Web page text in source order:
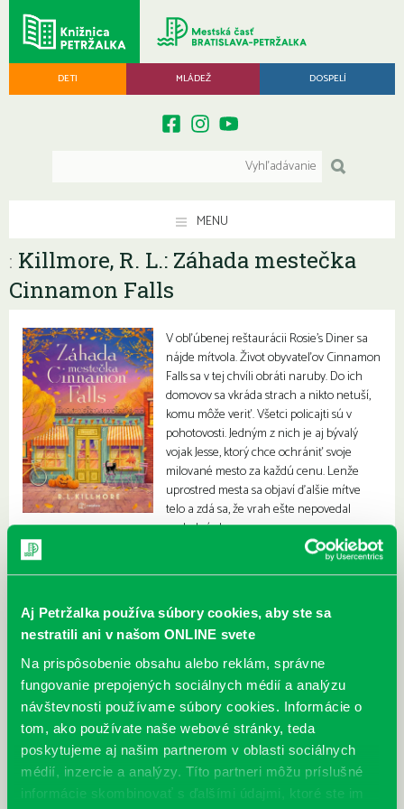
Aj Petržalka používa súbory cookies, aby ste sa
nestratili ani v našom ONLINE svete
Na prispôsobenie obsahu alebo reklám, správne
fungovanie prepojených sociálnych médií a analýzu
návštevnosti používame súbory cookies. Informácie o
tom, ako používate naše webové stránky, teda
poskytujeme aj našim partnerom v oblasti sociálnych
médií, inzercie a analýzy. Títo partneri môžu príslušné
informácie skombinovať s ďalšími údajmi, ktoré ste im
DETI MLÁDEŽ DOSPELÍ
MENU
: Killmore, R. L.: Záhada mestečka
Cinnamon Falls
V obľúbenej reštaurácii Rosie’s Diner sa
nájde mŕtvola. Život obyvateľov Cinnamon
Falls sa v tej chvíli obráti naruby. Do ich
domovov sa vkráda strach a nikto netuší,
komu môže veriť. Všetci policajti sú v
pohotovosti. Jedným z nich je aj bývalý
vojak Jesse, ktorý chce ochrániť svoje
milované mesto za každú cenu. Lenže
uprostred mesta sa objaví ďalšie mŕtve
telo a zdá sa, že vrah ešte nepovedal
posledné slovo.